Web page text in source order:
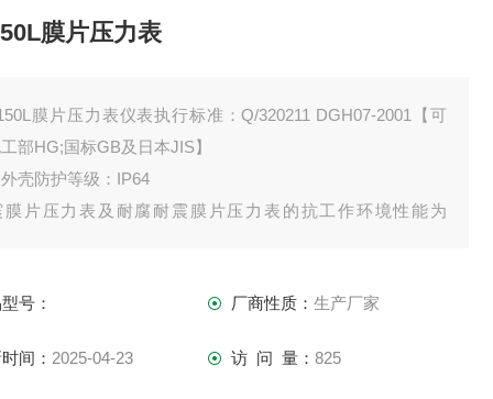
膜片压力表
膜片压力表仪表执行标准：Q/320211 DGH07-2001【可
部HG;国标GB及日本JIS】
壳防护等级：IP64
膜片压力表及耐腐耐震膜片压力表的抗工作环境性能为
膜片压力表、耐腐耐震膜片压力表：灌充液为甘油
号： 厂商性质： 生产厂家
间： 2025-04-23 访 问 量： 825